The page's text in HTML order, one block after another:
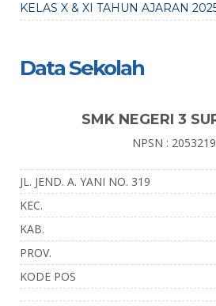
KELAS X & XI TAHUN AJARAN
Data Sekolah
SMK NEGERI 3
NPSN :
JL. JEND. A. YANI NO. 319
KEC.
KAB.
PROV.
KODE POS